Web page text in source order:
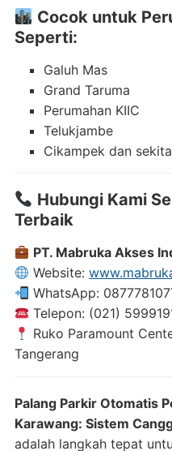
Cocok untuk
Seperti:
Galuh Mas
Grand Taruma
Perumahan KIIC
Telukjambe
Cikampek dan
Hubungi Kami
Terbaik
PT. Mabruka Akses
Website:
WhatsApp:
Telepon: (021)
Ruko Paramount
Tangerang
Palang Parkir Otomatis
Karawang: Sistem
adalah langkah tepat